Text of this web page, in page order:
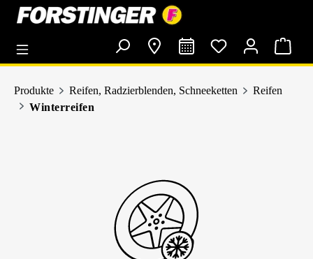
springen
Produkte Reifen, Radzierblenden, Schneeketten
Reifen
Winterreifen